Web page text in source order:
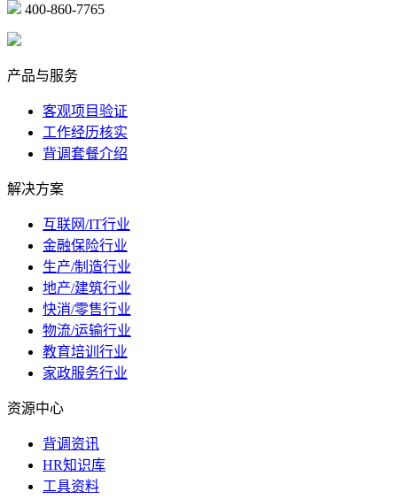
400-860-7765
产品与服务
客观项目验证
工作经历核实
背调套餐介绍
解决方案
互联网/IT行业
金融保险行业
生产/制造行业
地产/建筑行业
快消/零售行业
物流/运输行业
教育培训行业
家政服务行业
资源中心
背调资讯
HR知识库
工具资料